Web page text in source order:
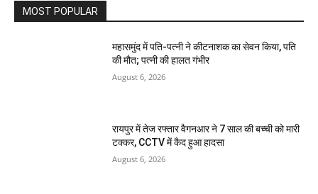
MOST POPULAR
महासमुंद में पति-पत्नी ने कीटनाशक का सेवन किया, पति
की मौत; पत्नी की हालत गंभीर
August 6, 2026
रायपुर में तेज रफ्तार वैगनआर ने 7 साल की बच्ची को मारी
टक्कर, CCTV में कैद हुआ हादसा
August 6, 2026